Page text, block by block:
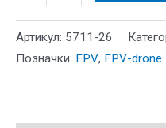
підвищуючий
Артикул: 5711-26
Позначки: FPV, FPV-drone